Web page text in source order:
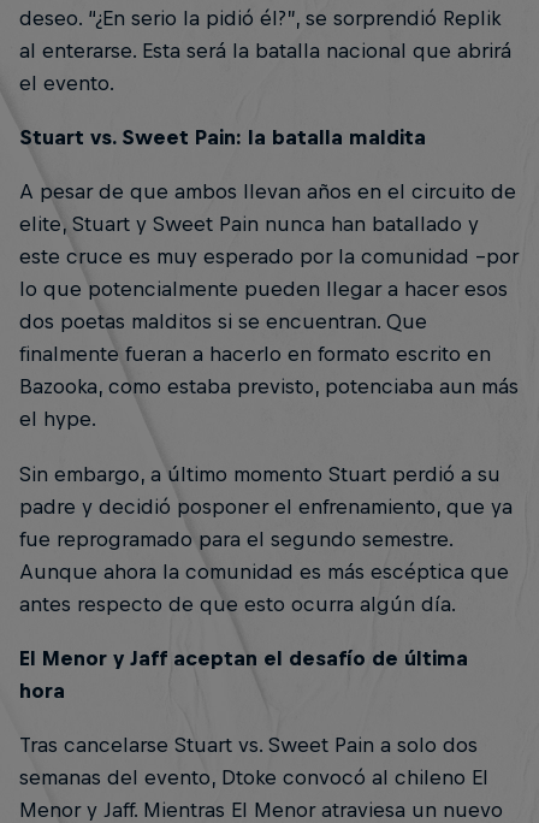
deseo. “¿En serio la pidió él?”, se sorprendió Replik
al enterarse. Esta será la batalla nacional que abrirá
el evento.
Stuart vs. Sweet Pain: la batalla maldita
A pesar de que ambos llevan años en el circuito de
elite, Stuart y Sweet Pain nunca han batallado y
este cruce es muy esperado por la comunidad –por
lo que potencialmente pueden llegar a hacer esos
dos poetas malditos si se encuentran. Que
finalmente fueran a hacerlo en formato escrito en
Bazooka, como estaba previsto, potenciaba aun más
el hype.
Sin embargo, a último momento Stuart perdió a su
padre y decidió posponer el enfrenamiento, que ya
fue reprogramado para el segundo semestre.
Aunque ahora la comunidad es más escéptica que
antes respecto de que esto ocurra algún día.
El Menor y Jaff aceptan el desafío de última
hora
Tras cancelarse Stuart vs. Sweet Pain a solo dos
semanas del evento, Dtoke convocó al chileno El
Menor y Jaff. Mientras El Menor atraviesa un nuevo